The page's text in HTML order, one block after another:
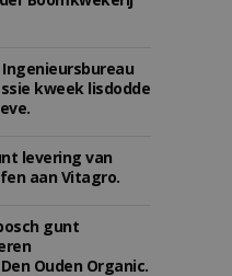
kweek lisdodde
levering van
aan Vitagro.
gunt
Ouden Organic.